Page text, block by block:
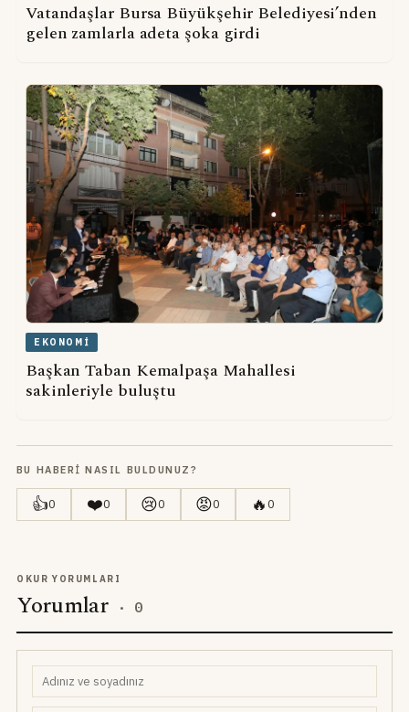
Vatandaşlar Bursa Büyükşehir Belediyesi’nden
gelen zamlarla adeta şoka girdi
EKONOMI
Başkan Taban Kemalpaşa Mahallesi
sakinleriyle buluştu
BU HABERI NASIL BULDUNUZ?
👍0 ❤️0 😢0 😡0 🔥0
OKUR YORUMLARI
Yorumlar · 0